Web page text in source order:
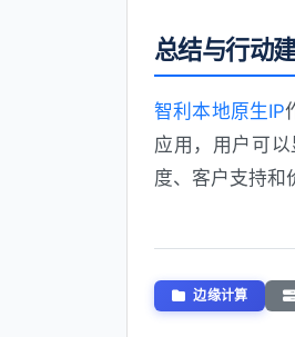
总结与行动
智利本地原生IP
应用，用户可
度、客户支持和
边缘计算